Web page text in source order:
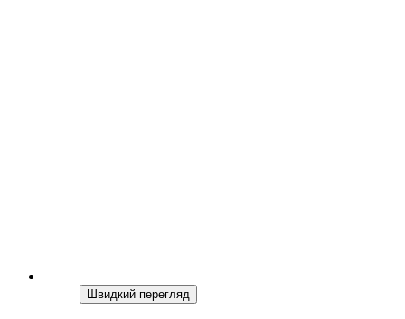
Швидкий перегляд